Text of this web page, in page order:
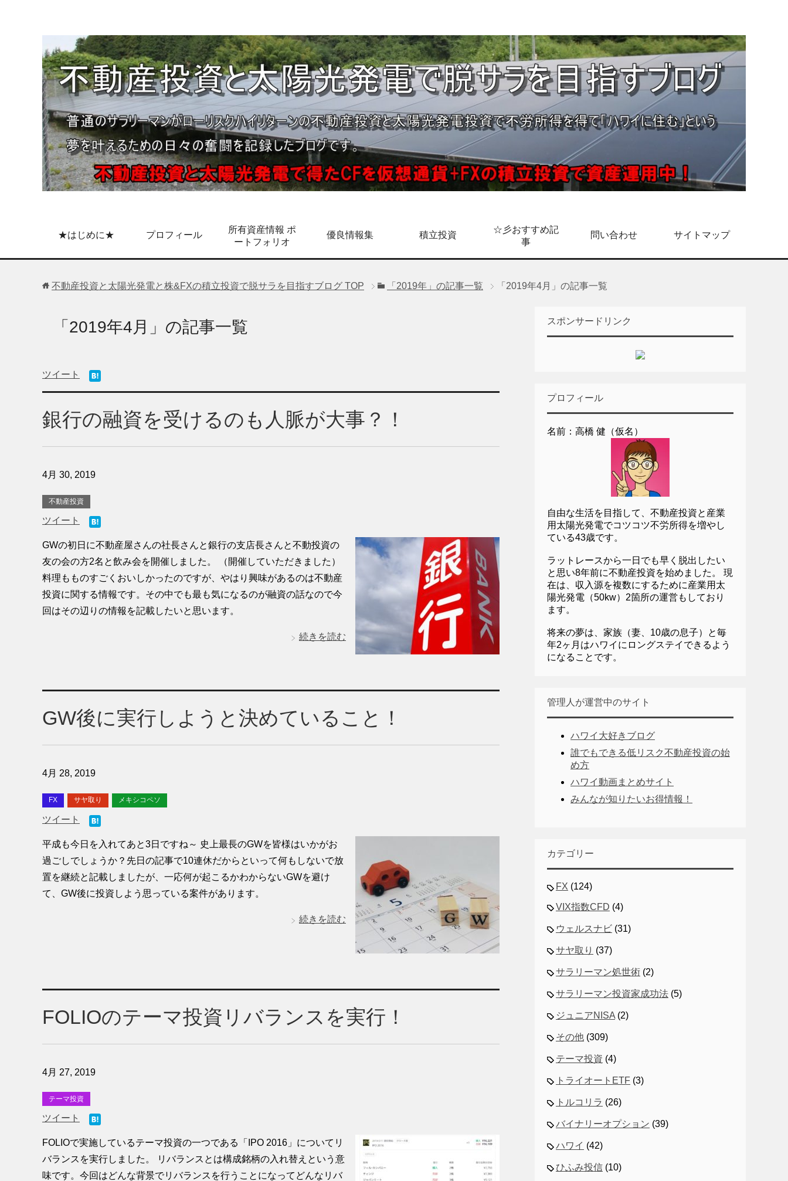
★はじめに★ プロフィール
所有資産情報 ポ
ートフォリオ
優良情報集 積立投資
☆彡おすすめ記
事
問い合わせ サイトマップ
不動産投資と太陽光発電と株&FXの積立投資で脱サラを目指すブログ TOP 「2019年」の記事一覧 「2019年4月」の記事一覧
「2019年4月」の記事一覧
ツイート
銀行の融資を受けるのも人脈が大事？！
4月 30, 2019
不動産投資
ツイート
GWの初日に不動産屋さんの社長さんと銀行の支店長さんと不動投資の
友の会の方2名と飲み会を開催しました。 （開催していただきました）
料理もものすごくおいしかったのですが、やはり興味があるのは不動産
投資に関する情報です。その中でも最も気になるのが融資の話なので今
回はその辺りの情報を記載したいと思います。
続きを読む
GW後に実行しようと決めていること！
4月 28, 2019
FX サヤ取り メキシコペソ
ツイート
平成も今日を入れてあと3日ですね～ 史上最長のGWを皆様はいかがお
過ごしでしょうか？先日の記事で10連休だからといって何もしないで放
置を継続と記載しましたが、一応何が起こるかわからないGWを避け
て、GW後に投資しよう思っている案件があります。
続きを読む
FOLIOのテーマ投資リバランスを実行！
4月 27, 2019
テーマ投資
ツイート
FOLIOで実施しているテーマ投資の一つである「IPO 2016」についてリ
バランスを実行しました。 リバランスとは構成銘柄の入れ替えという意
味です。今回はどんな背景でリバランスを行うことになってどんなリバ
スポンサードリンク
プロフィール
名前：高橋 健（仮名）
自由な生活を目指して、不動産投資と産業
用太陽光発電でコツコツ不労所得を増やし
ている43歳です。
ラットレースから一日でも早く脱出したい
と思い8年前に不動産投資を始めました。 現
在は、収入源を複数にするために産業用太
陽光発電（50kw）2箇所の運営もしており
ます。
将来の夢は、家族（妻、10歳の息子）と毎
年2ヶ月はハワイにロングステイできるよう
になることです。
管理人が運営中のサイト
ハワイ大好きブログ
誰でもできる低リスク不動産投資の始
め方
ハワイ動画まとめサイト
みんなが知りたいお得情報！
カテゴリー
FX (124)
VIX指数CFD (4)
ウェルスナビ (31)
サヤ取り (37)
サラリーマン処世術 (2)
サラリーマン投資家成功法 (5)
ジュニアNISA (2)
その他 (309)
テーマ投資 (4)
トライオートETF (3)
トルコリラ (26)
バイナリーオプション (39)
ハワイ (42)
ひふみ投信 (10)